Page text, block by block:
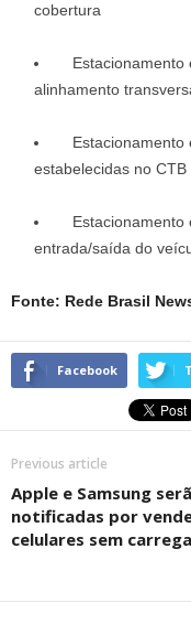
cobertura
Estacionamento
alinhamento
Estacionamento
estabelecidas no CTB
Estacionamento
entrada/saída do
Fonte: Rede Brasil
Facebook
Previous article
Apple e Samsung
notificadas por
celulares sem